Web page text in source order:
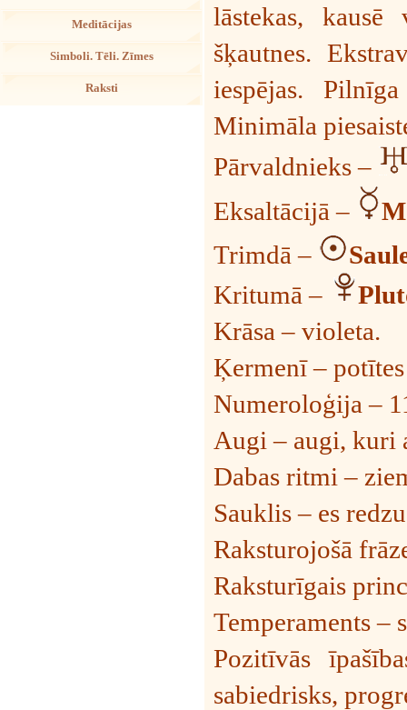
Meditācijas
Simboli. Tēli. Zīmes
Raksti
lāstekas,
šķautnes.
iespējas.
Minimāla
Pārvaldnieks –
Eksaltācijā –
Trimdā –
Kritumā –
Krāsa – violeta.
Ķermenī –
Numeroloģija –
Augi – augi, kuri
Dabas ritmi –
Sauklis – es
Raksturojošā
Raksturīgais
Temperaments –
Pozitīvās
sabiedrisks,